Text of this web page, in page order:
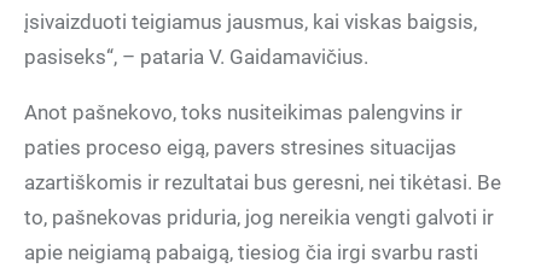
įsivaizduoti teigiamus jausmus, kai viskas baigsis,
pasiseks“, – pataria V. Gaidamavičius.
Anot pašnekovo, toks nusiteikimas palengvins ir
paties proceso eigą, pavers stresines situacijas
azartiškomis ir rezultatai bus geresni, nei tikėtasi. Be
to, pašnekovas priduria, jog nereikia vengti galvoti ir
apie neigiamą pabaigą, tiesiog čia irgi svarbu rasti